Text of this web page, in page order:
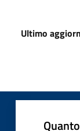
Ultimo